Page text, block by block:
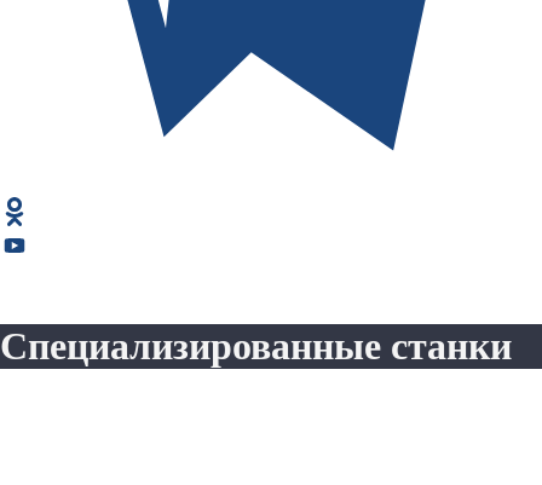
Специализированные станки